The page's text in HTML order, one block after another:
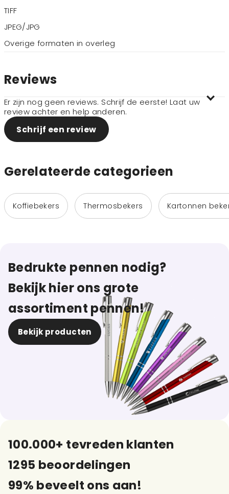
TIFF
JPEG/JPG
Overige formaten in overleg
Reviews
Er zijn nog geen reviews. Schrijf de eerste! Laat uw
review achter en help anderen.
Schrijf een review
Gerelateerde categorieen
Koffiebekers Thermosbekers Kartonnen
Bedrukte pennen nodig?
Bekijk hier ons grote
assortiment pennen!
Bekijk producten
100.000+ tevreden klanten
1295 beoordelingen
99% beveelt ons aan!